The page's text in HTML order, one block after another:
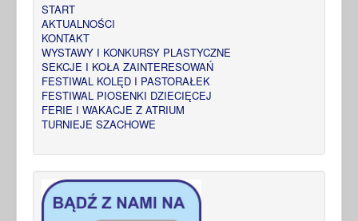
START
AKTUALNOŚCI
KONTAKT
WYSTAWY I KONKURSY PLASTYCZNE
SEKCJE I KOŁA ZAINTERESOWAŃ
FESTIWAL KOLĘD I PASTORAŁEK
FESTIWAL PIOSENKI DZIECIĘCEJ
FERIE I WAKACJE Z ATRIUM
TURNIEJE SZACHOWE